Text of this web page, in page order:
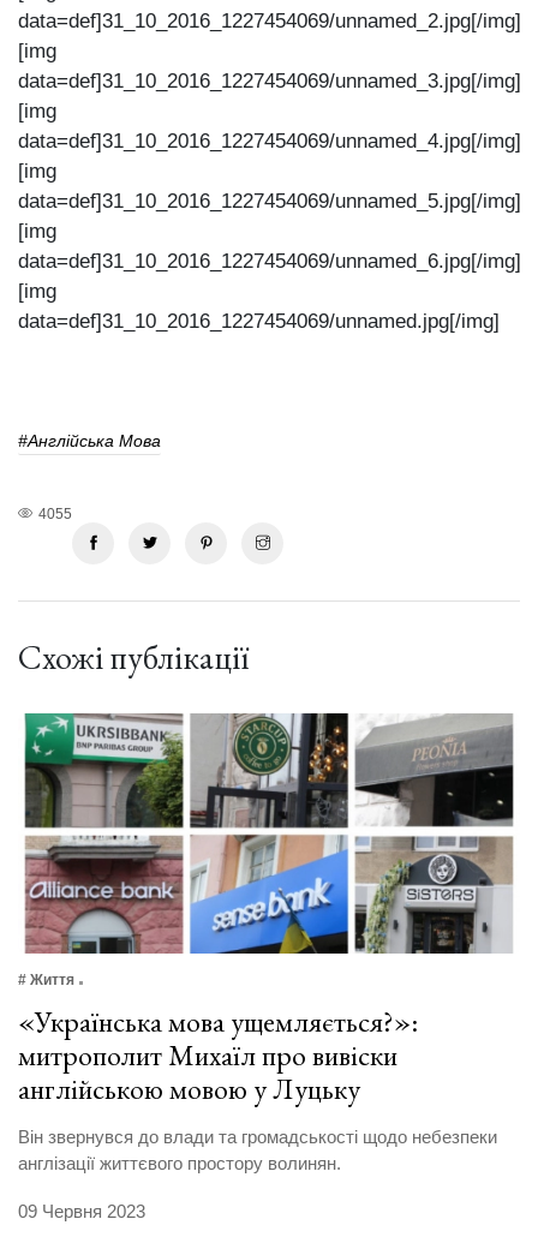
data=def]31_10_2016_1227454069/unnamed_2.jpg[/img]
[img
data=def]31_10_2016_1227454069/unnamed_3.jpg[/img]
[img
data=def]31_10_2016_1227454069/unnamed_4.jpg[/img]
[img
data=def]31_10_2016_1227454069/unnamed_5.jpg[/img]
[img
data=def]31_10_2016_1227454069/unnamed_6.jpg[/img]
[img
data=def]31_10_2016_1227454069/unnamed.jpg[/img]
#англійська Мова
4055
Схожі публікації
# Життя
«Українська мова ущемляється?»:
митрополит Михаїл про вивіски
англійською мовою у Луцьку
Він звернувся до влади та громадськості щодо небезпеки
англізації життєвого простору волинян.
09 Червня 2023